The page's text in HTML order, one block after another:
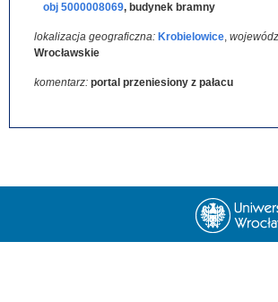
obj 5000008069, budynek bramny
lokalizacja geograficzna: Krobielowice,
Wrocławskie
komentarz: portal przeniesiony z pałacu